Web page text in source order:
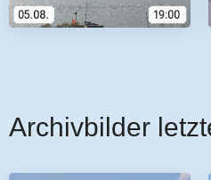
Archivbilder